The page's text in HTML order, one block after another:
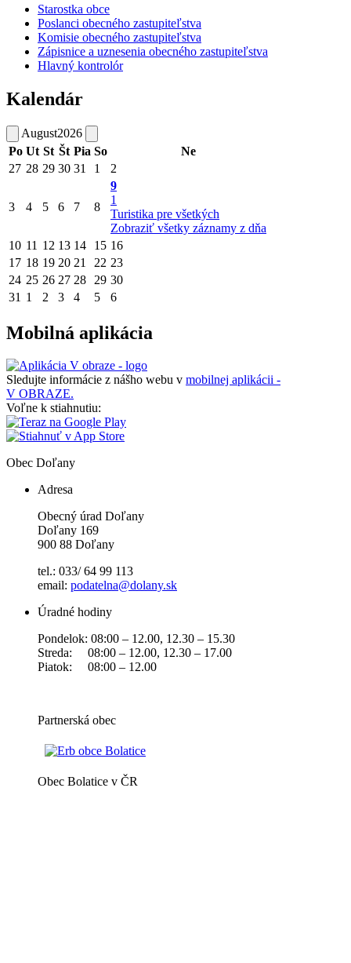
Starostka obce
Poslanci obecného zastupiteľstva
Komisie obecného zastupiteľstva
Zápisnice a uznesenia obecného zastupiteľstva
Hlavný kontrolór
Kalendár
August2026
Po Ut St Št Pia So
Ne
27 28 29 30 31 1 2
3 4 5 6 7 8
9
1
Turistika pre všetkých
Zobraziť všetky záznamy z dňa
10 11 12 13 14 15 16
17 18 19 20 21 22 23
24 25 26 27 28 29 30
31 1 2 3 4 5 6
Mobilná aplikácia
Sledujte informácie z nášho webu v mobilnej aplikácii -
V OBRAZE.
Voľne k stiahnutiu:
Obec Doľany
Adresa
Obecný úrad Doľany
Doľany 169
900 88 Doľany
tel.: 033/ 64 99 113
email: podatelna@dolany.sk
Úradné hodiny
Pondelok: 08:00 – 12.00, 12.30 – 15.30
Streda: 08:00 – 12.00, 12.30 – 17.00
Piatok: 08:00 – 12.00
Partnerská obec
Obec Bolatice v ČR